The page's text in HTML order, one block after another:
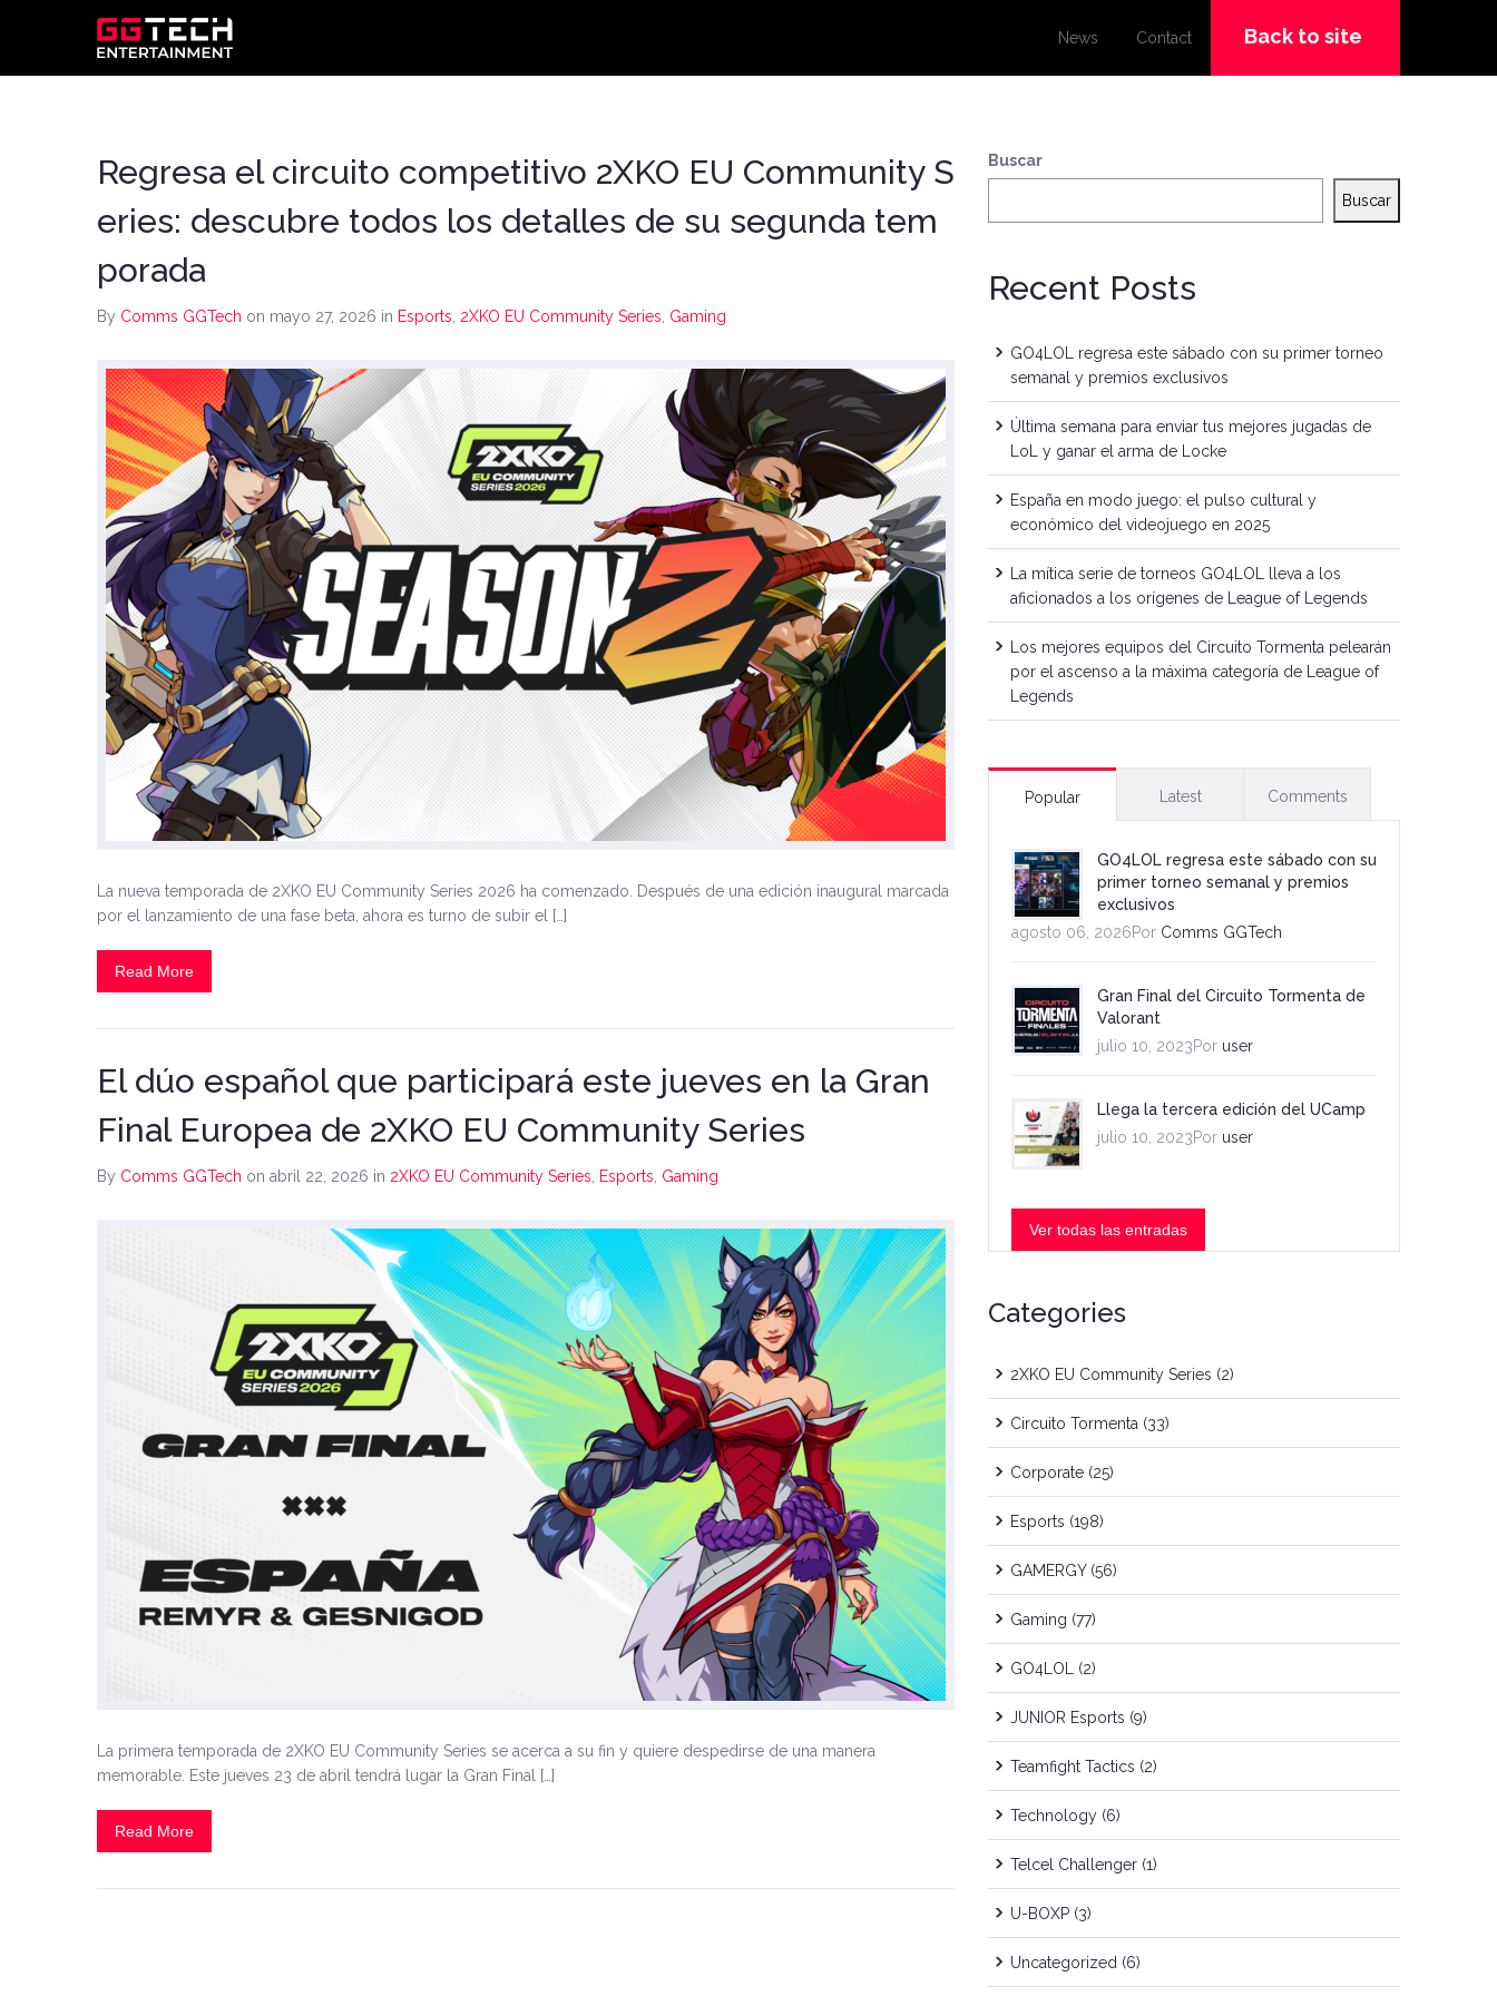
Back to site
News Contact
Regresa el circuito competitivo 2XKO EU Community S
eries: descubre todos los detalles de su segunda tem
porada
By Comms GGTech on mayo 27, 2026 in Esports 2XKO EU Community Series Gaming
La nueva temporada de 2XKO EU Community Series 2026 ha comenzado. Después de una edición inaugural marcada
por el lanzamiento de una fase beta, ahora es turno de subir el […]
Read More
El dúo español que participará este jueves en la Gran
Final Europea de 2XKO EU Community Series
By Comms GGTech on abril 22, 2026 in 2XKO EU Community Series Esports Gaming
La primera temporada de 2XKO EU Community Series se acerca a su fin y quiere despedirse de una manera
memorable. Este jueves 23 de abril tendrá lugar la Gran Final […]
Read More
Buscar
Buscar
Recent Posts
GO4LOL regresa este sábado con su primer torneo
semanal y premios exclusivos
Última semana para enviar tus mejores jugadas de
LoL y ganar el arma de Locke
España en modo juego: el pulso cultural y
económico del videojuego en 2025
La mítica serie de torneos GO4LOL lleva a los
aficionados a los orígenes de League of Legends
Los mejores equipos del Circuito Tormenta pelearán
por el ascenso a la máxima categoría de League of
Legends
Popular Latest Comments
GO4LOL regresa este sábado con su
primer torneo semanal y premios
exclusivos
agosto 06, 2026Por Comms GGTech
Gran Final del Circuito Tormenta de
Valorant
julio 10, 2023Por user
Llega la tercera edición del UCamp
julio 10, 2023Por user
Ver todas las entradas
Categories
2XKO EU Community Series (2)
Circuito Tormenta (33)
Corporate (25)
Esports (198)
GAMERGY(56)
Gaming (77)
GO4LOL (2)
JUNIOR Esports (9)
Teamfight Tactics (2)
Technology (6)
Telcel Challenger (1)
U-BOXP (3)
Uncategorized (6)